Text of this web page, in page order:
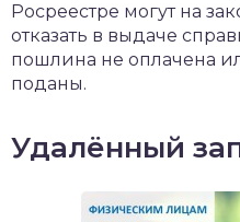
Росреестре могут на
отказать в выдаче
пошлина не оплачена
поданы.
Удалённый